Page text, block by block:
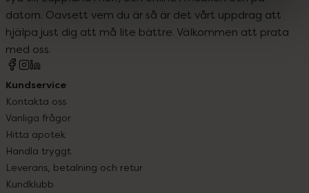
datorn. Oavsett vem du är så är det vårt uppdrag att
hjälpa just dig att må lite bättre. Välkommen att prata
med oss.
Kundservice
Kontakta oss
Vanliga frågor
Hitta apotek
Handla tryggt
Leverans, betalning och retur
Kundklubb